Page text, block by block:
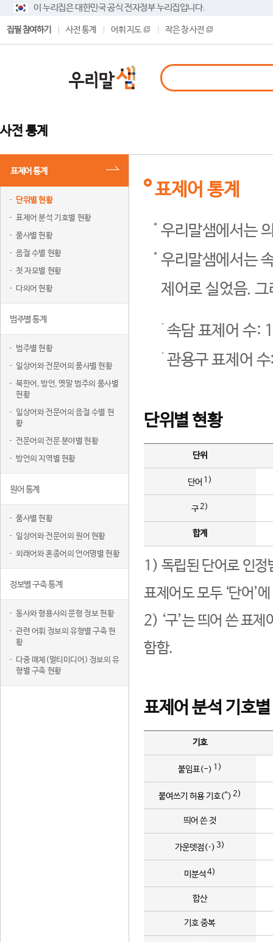
이 누리집은 대한민국 공식 전자정부 누리집입니다.
집필 참여하기 사전 통계 어휘 지도 작은 창 사전
사전 통계
표제어 통계
단위별 현황
표제어 분석 기호별 현황
품사별 현황
음절 수별 현황
첫 자모별 현황
다의어 현황
범주별 통계
범주별 현황
일상어와 전문어의 품사별 현황
북한어, 방언, 옛말 범주의 품사별
현황
일상어와 전문어의 음절 수별 현
황
전문어의 전문 분야별 현황
방언의 지역별 현황
원어 통계
품사별 현황
일상어와 전문어의 원어 현황
외래어와 혼종어의 언어명별 현황
정보별 구축 통계
동사와 형용사의 문형 정보 현황
관련 어휘 정보의 유형별 구축 현
황
다중 매체(멀티미디어) 정보의 유
형별 구축 현황
표제어 통계
우리말샘에서는
우리말샘에서는
제어로 실었음.
속담 표제어 수:
관용구 표제어
단위별 현황
단위
단어 1)
구2)
합계
1) 독립된 단어로 인정
표제어도 모두 ‘단어’
2) ‘구’는 띄어 쓴 표
함함.
표제어 분석 기호
기호
붙임표(-) 1)
붙여쓰기 허용 기호(^) 2)
띄어 쓴 것
가운뎃점(·) 3)
미분석 4)
합산
기호 중복